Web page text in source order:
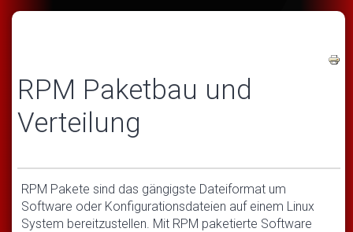
RPM Paketbau und
Verteilung
RPM Pakete sind das gängigste Dateiformat um
Software oder Konfigurationsdateien auf einem Linux
System bereitzustellen. Mit RPM paketierte Software